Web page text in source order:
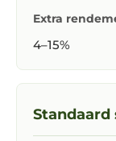
Extra
4–15%